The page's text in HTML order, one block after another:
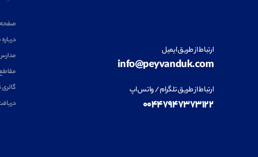
ارتباط از طریق ایمیل
info@peyvanduk.com
ارتباط از طریق تلگرام / واتس اپ
۰۰۴۴۷۹۴۷۳۷۳۱۲۲
درباره
گالری